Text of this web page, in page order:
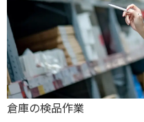
倉庫の検品作業